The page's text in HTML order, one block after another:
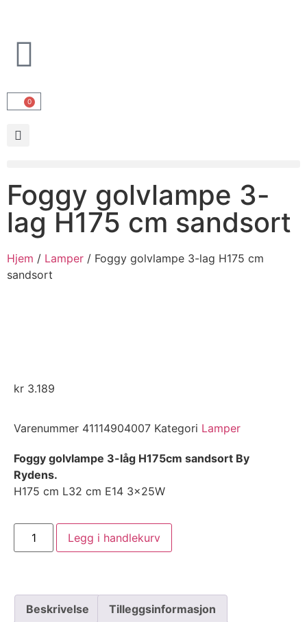
0
Foggy golvlampe 3-
lag H175 cm sandsort
Hjem / Lamper / Foggy golvlampe 3-lag H175 cm
sandsort
kr 3.189
Varenummer 41114904007 Kategori Lamper
Foggy golvlampe 3-låg H175cm sandsort By
Rydens.
H175 cm L32 cm E14 3x25W
Legg i handlekurv
Beskrivelse Tilleggsinformasjon